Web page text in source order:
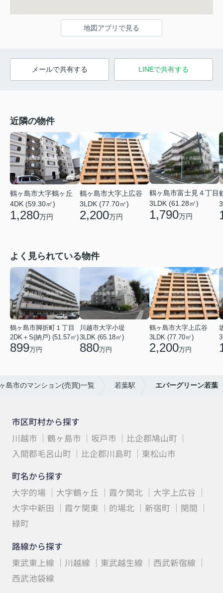
地図アプリで見る
メールで共有する LINEで共有する
近隣の物件
鶴ヶ島市大字鶴ヶ丘
4DK (59.30㎡)
1,280万円
鶴ヶ島市大字上広谷
3LDK (77.70㎡)
2,200万円
鶴ヶ島市富士見４丁目
3LDK (61.28㎡)
1,790万円
よく見られている物件
鶴ヶ島市脚折町１丁目
2DK＋S(納戸) (51.57㎡)
899万円
川越市大字小堤
3LDK (65.18㎡)
880万円
鶴ヶ島市大字上広谷
3LDK (77.70㎡)
2,200万円
島市のマンション(売買)一覧 若葉駅 エバーグリーン若葉
市区町村から探す
川越市
鶴ヶ島市 坂戸市
比企郡鳩山町
入間郡毛呂山町
比企郡川島町
東松山市
町名から探す
大字的場
大字鶴ヶ丘 霞ケ関北
大字上広谷
大字中新田
霞ケ関東 的場北 新宿町
関間
緑町
路線から探す
東武東上線
川越線 東武越生線
西武新宿線
西武池袋線